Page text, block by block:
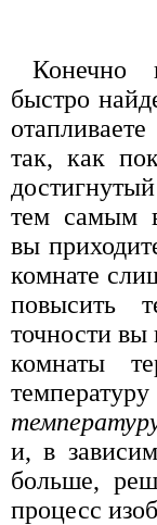
Конечно
быстро
так, как
тем самым
вы
комнате
повысить
точности вы
комнаты
и, в
больше,
процесс